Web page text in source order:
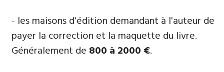
- les maisons d'édition demandant à l'auteur de
payer la correction et la maquette du livre.
Généralement de 800 à 2000 €.